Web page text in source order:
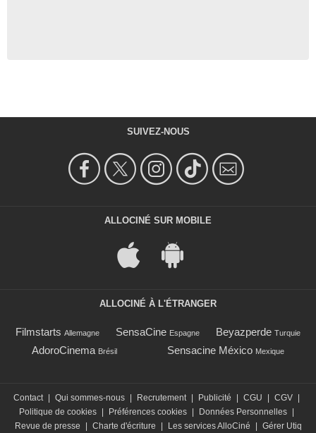
SUIVEZ-NOUS
ALLOCINÉ SUR MOBILE
ALLOCINÉ À L'ÉTRANGER
Filmstarts Allemagne SensaCine Espagne Beyazperde Turquie
AdoroCinema Brésil Sensacine México Mexique
Contact Qui sommes-nous Recrutement Publicité CGU CGV
Politique de cookies
Préférences cookies Données Personnelles
Revue de presse
Charte d'écriture Les services AlloCiné Gérer Utiq